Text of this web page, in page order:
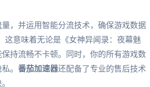
，并运用智能分流技术，确保游戏数据
这意味着无论是《女神异闻录：夜幕魅
持流畅不卡顿。同时，你的所有游戏数
。 番茄加速器还配备了专业的售后技术